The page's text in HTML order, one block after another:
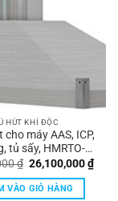
HÚT KHÍ ĐỘC
cho máy AAS, ICP,
tủ sấy, HMRTO-
Hankook
₫ Giá
gốc
là:
28,900,000 ₫.
26,100,000₫Giá
hiện
VÀO GIỎ HÀNG